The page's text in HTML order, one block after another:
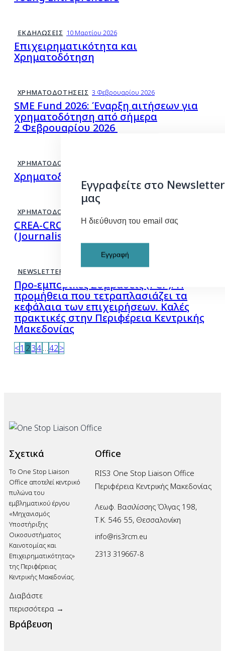
ΕΚΔΗΛΏΣΕΙΣ 10 Μαρτίου 2026
Επιχειρηματικότητα και
Χρηματοδότηση
ΧΡΗΜΑΤΟΔΟΤΉΣΕΙΣ 3 Φεβρουαρίου 2026
SME Fund 2026: Έναρξη αιτήσεων για
χρηματοδότηση από σήμερα
2 Φεβρουαρίου 2026
ΧΡΗΜΑΤΟΔΟΤΉΣΕΙΣ
Χρηματοδοτικές Ευκαιρίες από το EIT
ΧΡΗΜΑΤΟΔΟΤΉΣΕΙΣ
CREA-CROSS-2026-JOURPART
(Journalism Partnerships)
NEWSLETTERS
Προ-εμπορικές Συμβάσεις (PCP): Η
προμήθεια που τετραπλασιάζει τα
κεφάλαια των επιχειρήσεων. Καλές
πρακτικές στην Περιφέρεια Κεντρικής
Μακεδονίας
<1 234…42>
Σχετικά
Το One Stop Liaison
Office αποτελεί κεντρικό
πυλώνα του
εμβληματικού έργου
«Μηχανισμός
Υποστήριξης
Οικοσυστήματος
Καινοτομίας και
Επιχειρηματικότητας»
της Περιφέρειας
Κεντρικής Μακεδονίας.
Διαβάστε
περισσότερα →
Βράβευση
Office
RIS3 One Stop Liaison Office
Περιφέρεια Κεντρικής Μακεδονίας
Λεωφ. Βασιλίσσης Όλγας 198,
Τ.Κ. 546 55, Θεσσαλονίκη
info@ris3rcm.eu
2313 319667-8
Εγγραφείτε στο Newsletter
μας
Εγγραφή